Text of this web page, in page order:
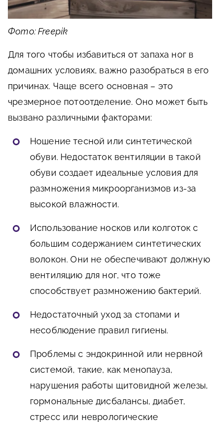
Фото: Freepik
Для того чтобы избавиться от запаха ног в
домашних условиях, важно разобраться в его
причинах. Чаще всего основная – это
чрезмерное потоотделение. Оно может быть
вызвано различными факторами:
Ношение тесной или синтетической
обуви. Недостаток вентиляции в такой
обуви создает идеальные условия для
размножения микроорганизмов из-за
высокой влажности.
Использование носков или колготок с
большим содержанием синтетических
волокон. Они не обеспечивают должную
вентиляцию для ног, что тоже
способствует размножению бактерий.
Недостаточный уход за стопами и
несоблюдение правил гигиены.
Проблемы с эндокринной или нервной
системой, такие, как менопауза,
нарушения работы щитовидной железы,
гормональные дисбалансы, диабет,
стресс или неврологические